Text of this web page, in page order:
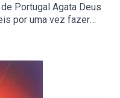
Portugal Agata Deus
por uma vez fazer
tua Graciano
mais nem
o rei faz anos Fête
Quim barreiros
bonbocas pensei em